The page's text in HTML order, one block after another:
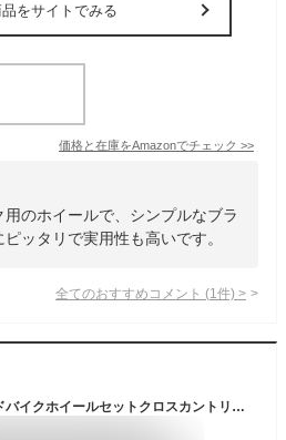
品をサイトでみる
価格と在庫をAmazonでチェック >>
のホイールで、シンプルなブラ
ッタリで実用性も高いです。
全てのおすすめコメント (1 件) >
700Cディスクブレーキロードバイクホイールセットクロスカントリー自転車ホイールV / Cブレーキ超軽量1700gリム30mm (黒赤)